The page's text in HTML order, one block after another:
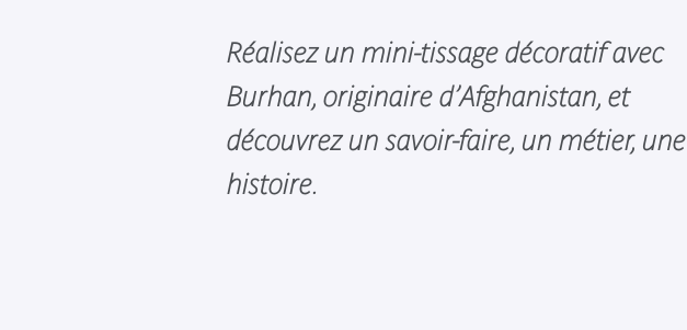
Réalisez un mini-tissage décoratif avec
Burhan, originaire d’Afghanistan, et
découvrez un savoir-faire, un métier, une
histoire.